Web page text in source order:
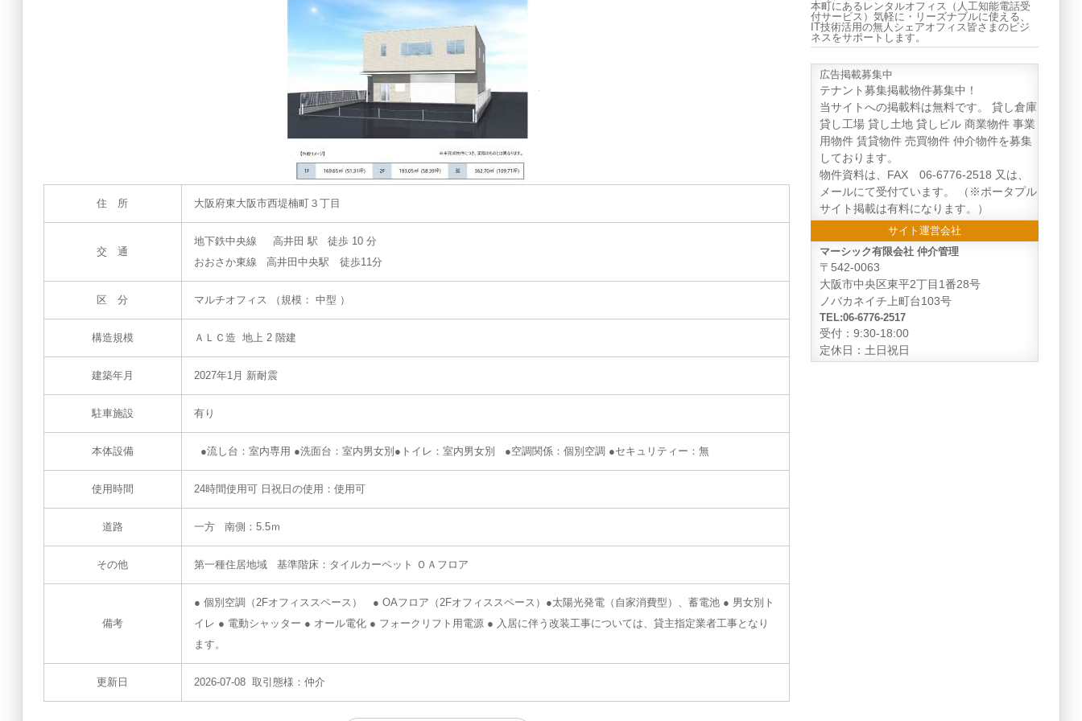
住 所 大阪府東大阪市西堤楠町３丁目
交 通
地下鉄中央線 高井田 駅 徒歩 10 分
おおさか東線 高井田中央駅 徒歩11分
区 分 マルチオフィス （規模： 中型 ）
構造規模 ＡＬＣ造 地上 2 階建
建築年月 2027年1月 新耐震
駐車施設 有り
本体設備 ●流し台：室内専用 ●洗面台：室内男女別●トイレ：室内男女別 ●空調関係：個別空調 ●セキュリティー：無
使用時間 24時間使用可 日祝日の使用：使用可
道路 一方 南側：5.5ｍ
その他 第一種住居地域 基準階床：タイルカーペット ＯＡフロア
備考
● 個別空調（2Fオフィススペース） ● OAフロア（2Fオフィススペース）●太陽光発電（自家消費型）、蓄電池 ● 男女別ト
イレ ● 電動シャッター ● オール電化 ● フォークリフト用電源 ● 入居に伴う改装工事については、貸主指定業者工事となり
ます。
更新日 2026-07-08 取引態様：仲介
本町にあるレンタルオフィス（人工知能電話受
付サービス）気軽に・リーズナブルに使える、
IT技術活用の無人シェアオフィス皆さまのビジ
ネスをサポートします。
広告掲載募集中
テナント募集掲載物件募集中！
当サイトへの掲載料は無料です。 貸し倉庫
貸し工場 貸し土地 貸しビル 商業物件 事業
用物件 賃貸物件 売買物件 仲介物件を募集
しております。
物件資料は、FAX 06-6776-2518 又は、
メールにて受付ています。 （※ポータプル
サイト掲載は有料になります。）
サイト運営会社
マーシック有限会社 仲介管理
〒542-0063
大阪市中央区東平2丁目1番28号
ノバカネイチ上町台103号
TEL:06-6776-2517
受付：9:30-18:00
定休日：土日祝日